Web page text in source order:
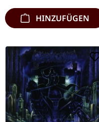
HINZUFÜGEN